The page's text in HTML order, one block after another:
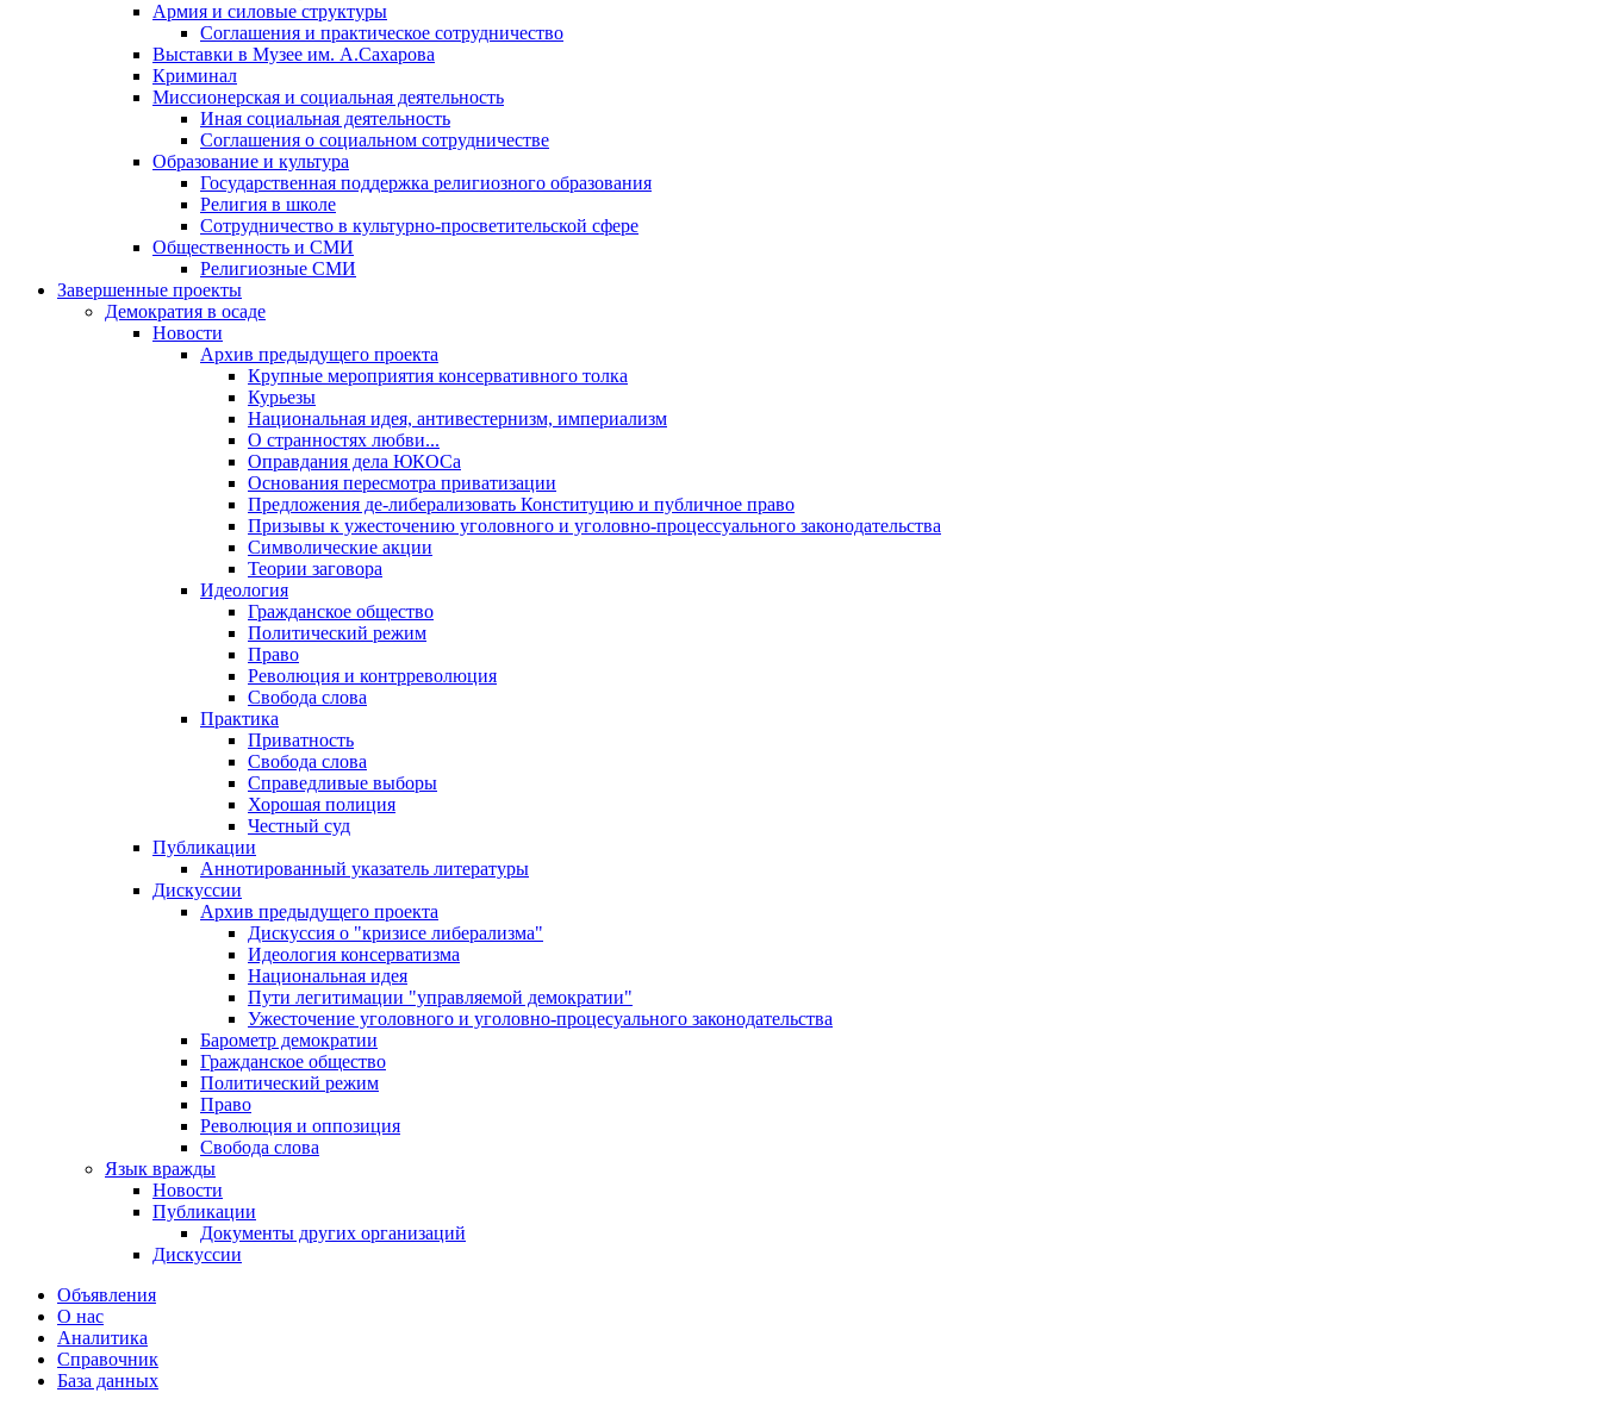
Армия и силовые структуры
Соглашения и практическое сотрудничество
Выставки в Музее им. А.Сахарова
Криминал
Миссионерская и социальная деятельность
Иная социальная деятельность
Соглашения о социальном сотрудничестве
Образование и культура
Государственная поддержка религиозного образования
Религия в школе
Сотрудничество в культурно-просветительской сфере
Общественность и СМИ
Религиозные СМИ
Завершенные проекты
Демократия в осаде
Новости
Архив предыдущего проекта
Крупные мероприятия консервативного толка
Курьезы
Национальная идея, антивестернизм, империализм
О странностях любви...
Оправдания дела ЮКОСа
Основания пересмотра приватизации
Предложения де-либерализовать Конституцию и публичное право
Призывы к ужесточению уголовного и уголовно-процессуального законодательства
Символические акции
Теории заговора
Идеология
Гражданское общество
Политический режим
Право
Революция и контрреволюция
Свобода слова
Практика
Приватность
Свобода слова
Справедливые выборы
Хорошая полиция
Честный суд
Публикации
Аннотированный указатель литературы
Дискуссии
Архив предыдущего проекта
Дискуссия о "кризисе либерализма"
Идеология консерватизма
Национальная идея
Пути легитимации "управляемой демократии"
Ужесточение уголовного и уголовно-процесуального законодательства
Барометр демократии
Гражданское общество
Политический режим
Право
Революция и оппозиция
Свобода слова
Язык вражды
Новости
Публикации
Документы других организаций
Дискуссии
Объявления
О нас
Аналитика
Справочник
База данных